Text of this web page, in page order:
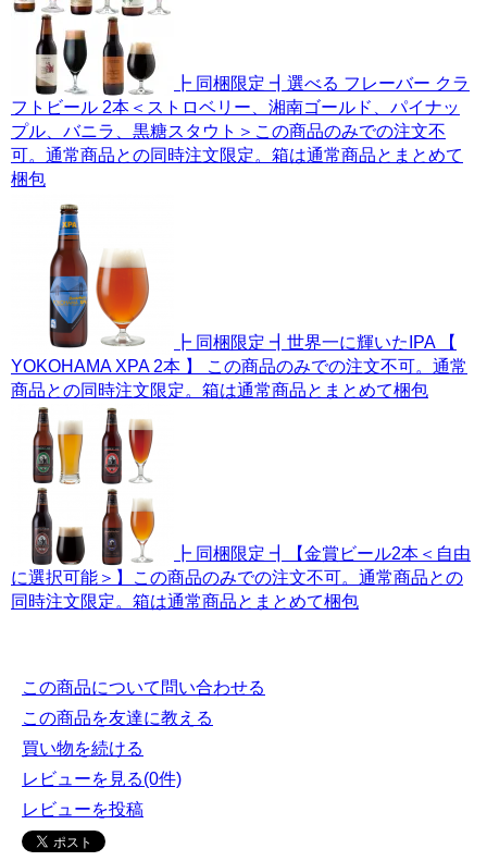
┣ 同梱限定 ┫選べる フレーバー クラ
フトビール 2本＜ストロベリー、湘南ゴールド、パイナッ
プル、バニラ、黒糖スタウト＞この商品のみでの注文不
可。通常商品との同時注文限定。箱は通常商品とまとめて
梱包
┣ 同梱限定 ┫世界一に輝いたIPA 【
YOKOHAMA XPA 2本 】 この商品のみでの注文不可。通常
商品との同時注文限定。箱は通常商品とまとめて梱包
┣ 同梱限定 ┫【金賞ビール2本＜自由
に選択可能＞】この商品のみでの注文不可。通常商品との
同時注文限定。箱は通常商品とまとめて梱包
この商品について問い合わせる
この商品を友達に教える
買い物を続ける
レビューを見る(0件)
レビューを投稿